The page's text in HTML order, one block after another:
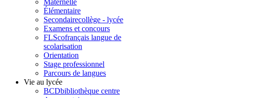
Maternelle
Élémentaire
Secondairecollège - lycée
Examens et concours
FLScofrançais langue de
scolarisation
Orientation
Stage professionnel
Parcours de langues
Vie au lycée
BCDbibliothèque centre